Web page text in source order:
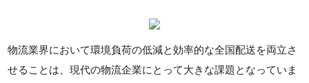
物流業界において環境負荷の低減と効率的な全国配送を両立さ
せることは、現代の物流企業にとって大きな課題となっていま